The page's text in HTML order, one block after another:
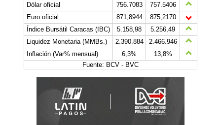
Dólar oficial
756.7083
757.5406
Euro oficial
871,8944
875,2170
Índice Bursátil Caracas (IBC)
5.158,98
5.256,49
Liquidez Monetaria (MMBs.)
2.390.884
2.466.946
Inflación (Var% mensual)
6,3%
13,8%
Fuente: BCV - BVC